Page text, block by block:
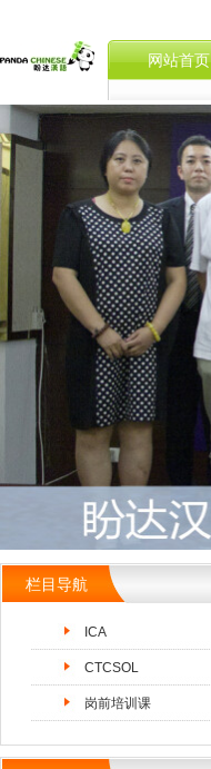
网站首页
栏目导航
ICA
CTCSOL
岗前培训课